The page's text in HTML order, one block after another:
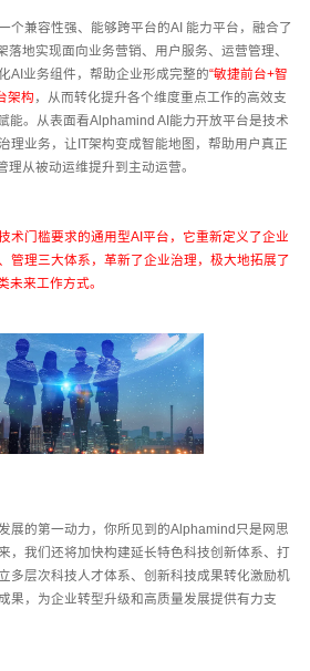
个兼容性强、能够跨平台的AI 能力平台，融合了
落地实现面向业务营销、用户服务、运营管理、
AI业务组件，帮助企业形成完整的“敏捷前台+智
架构 ，从而转化提升各个维度重点工作的高效支
能。从表面看Alphamind AI能力开放平台是技术
理业务，让IT架构变成智能地图，帮助用户真正
从被动运维提升到主动运营。
术门槛要求的通用型AI平台，它重新定义了企业
管理三大体系，革新了企业治理，极大地拓展了
未来工作方式。
展的第一动力，你所见到的Alphamind只是网思
，我们还将加快构建延长特色科技创新体系、打
多层次科技人才体系、创新科技成果转化激励机
果，为企业转型升级和高质量发展提供有力支